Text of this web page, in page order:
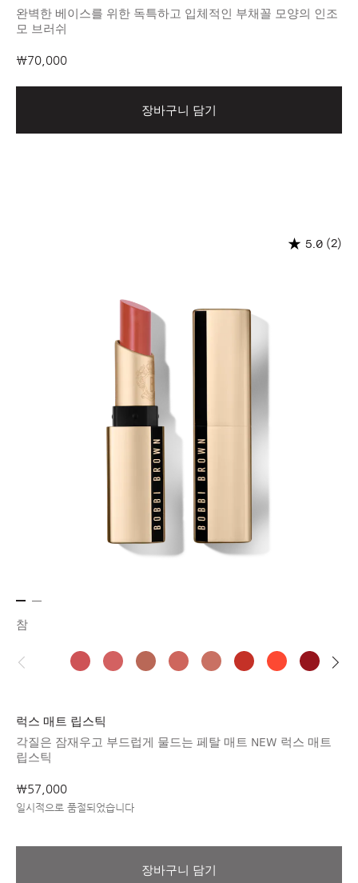
완벽한 베이스를 위한 독특하고 입체적인 부채꼴 모양의 인조
모 브러쉬
₩70,000
장바구니 담기
참
럭스 매트 립스틱
각질은 잠재우고 부드럽게 물드는 페탈 매트 NEW 럭스 매트
립스틱
5.0 (2)
₩57,000
일시적으로 품절되었습니다
장바구니 담기